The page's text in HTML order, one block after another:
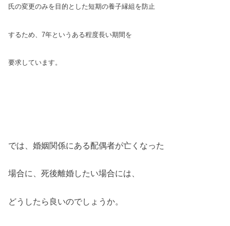
氏の変更のみを目的とした短期の養子縁組を防止
するため、7年というある程度長い期間を
要求しています。
では、婚姻関係にある配偶者が亡くなった
場合に、死後離婚したい場合には、
どうしたら良いのでしょうか。